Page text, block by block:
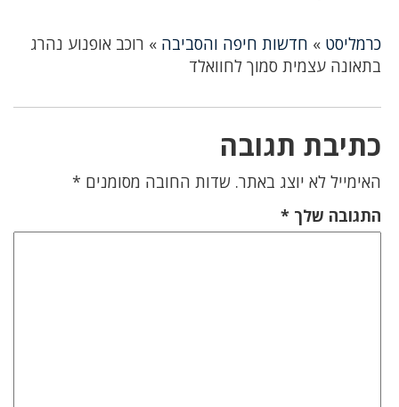
כרמליסט » חדשות חיפה והסביבה » רוכב אופנוע נהרג
בתאונה עצמית סמוך לחוואלד
כתיבת תגובה
האימייל לא יוצג באתר. שדות החובה מסומנים *
התגובה שלך *